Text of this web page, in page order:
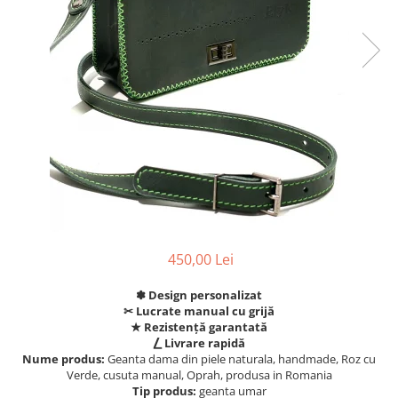
450,00 Lei
✽ Design personalizat
✂︎ Lucrate manual cu grijă
★ Rezistență garantată
⎳ Livrare rapidă
Nume produs: Geanta dama din piele naturala, handmade, Roz cu
Verde, cusuta manual, Oprah, produsa in Romania
Tip produs: geanta umar